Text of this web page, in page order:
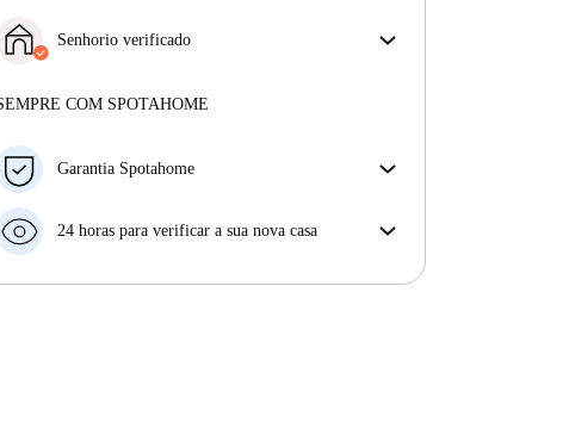
Senhorio verificado
Mais sobre este senhorio
COM SPOTAHOME
Garantia Spotahome
antecedência, nós iremos A) pagar um hotel e ajudá-
seu dinheiro na totalidade.
24 horas para verificar a sua nova casa